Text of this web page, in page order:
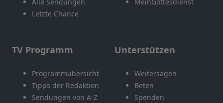
Letzte Chance
TV Programm
Programmübersicht
Tipps der Redaktion
Sendungen von A-Z
Unterstützen
Weitersagen
Beten
Spenden